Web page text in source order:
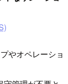
やオペレーショ